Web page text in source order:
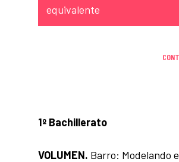
equivalente
1º Bachillerato
VOLUMEN. Barro: Modelando